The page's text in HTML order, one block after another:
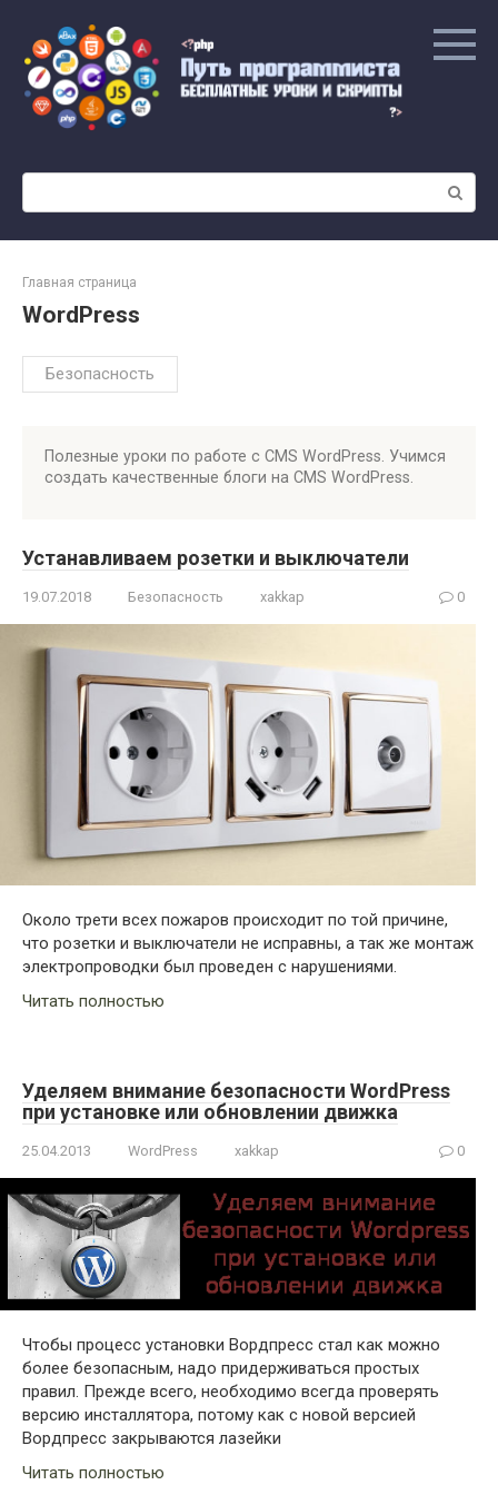
контенту
Главная страница
WordPress
Безопасность
Полезные уроки по работе с CMS WordPress. Учимся
создать качественные блоги на CMS WordPress.
Устанавливаем розетки и выключатели
19.07.2018 Безопасность xakkap 0
Около трети всех пожаров происходит по той причине,
что розетки и выключатели не исправны, а так же монтаж
электропроводки был проведен с нарушениями.
Читать полностью
Уделяем внимание безопасности WordPress
при установке или обновлении движка
25.04.2013 WordPress xakkap 0
Чтобы процесс установки Вордпресс стал как можно
более безопасным, надо придерживаться простых
правил. Прежде всего, необходимо всегда проверять
версию инсталлятора, потому как с новой версией
Вордпресс закрываются лазейки
Читать полностью